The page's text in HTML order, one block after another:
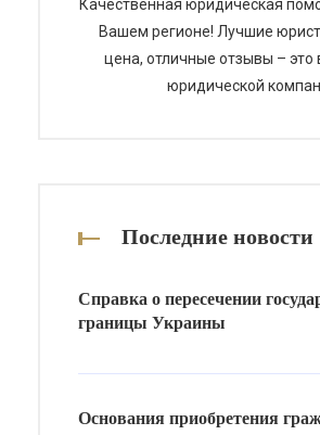
Основные понятия
[…]
Качественная юридическая
Вашем регионе! Лучшие
цена, отличные отзывы – это
юридической
Последние новости
Справка о пересечении
границы Украины
Основания приобретения